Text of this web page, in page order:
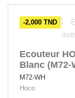
-2,000 TND
Ecouteur
Blanc (M72-
M72-WH
Hoco